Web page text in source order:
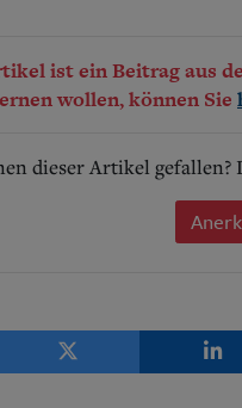
ist ein Beitrag aus
wollen, können Sie
dieser Artikel gefallen?